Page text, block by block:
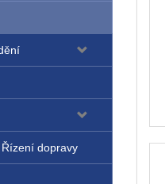
dopravy